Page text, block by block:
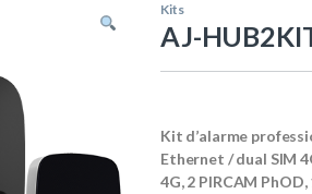
Kits
AJ-
Kit d’alarme
Ethernet / dual SIM
4G, 2 PIRCAM